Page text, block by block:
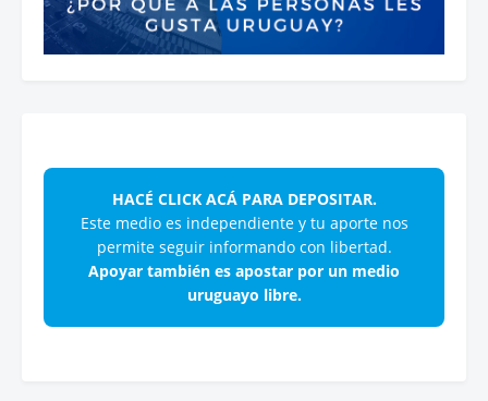
HACÉ CLICK ACÁ PARA DEPOSITAR.
Este medio es independiente y tu aporte nos
permite seguir informando con libertad.
Apoyar también es apostar por un medio
uruguayo libre.